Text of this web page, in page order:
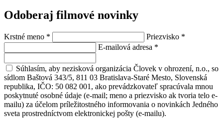
Odoberaj filmové novinky
Krstné meno * Priezvisko *
E-mailová adresa *
Súhlasím, aby nezisková organizácia Človek v ohrození, n.o., so
sídlom Baštová 343/5, 811 03 Bratislava-Staré Mesto, Slovenská
republika, IČO: 50 082 001, ako prevádzkovateľ spracúvala mnou
poskytnuté osobné údaje (e-mail; meno a priezvisko ak tvoria telo e-
mailu) za účelom príležitostného informovania o novinkách Jedného
sveta prostredníctvom elektronickej pošty (e-mailu).